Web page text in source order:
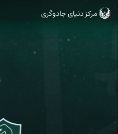
ورود
مرکز دنیای جادوگری